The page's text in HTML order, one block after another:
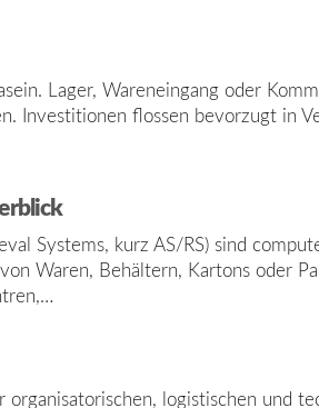
Lager, Wareneingang oder
Investitionen flossen bevorzugt in
Systems, kurz AS/RS) sind
Waren, Behältern, Kartons oder
logistischen und